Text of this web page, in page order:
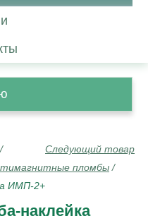
Следующий товар
/
пломбы /
ИМП-2+
наклейка